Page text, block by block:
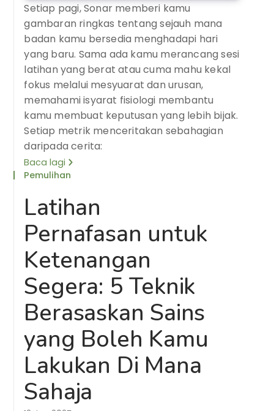
Setiap pagi, Sonar memberi kamu
gambaran ringkas tentang sejauh mana
badan kamu bersedia menghadapi hari
yang baru. Sama ada kamu merancang sesi
latihan yang berat atau cuma mahu kekal
fokus melalui mesyuarat dan urusan,
memahami isyarat fisiologi membantu
kamu membuat keputusan yang lebih bijak.
Setiap metrik menceritakan sebahagian
daripada cerita:
Baca lagi
Pemulihan
Latihan
Pernafasan untuk
Ketenangan
Segera: 5 Teknik
Berasaskan Sains
yang Boleh Kamu
Lakukan Di Mana
Sahaja